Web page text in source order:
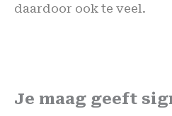
daardoor ook te veel.
Je maag geeft